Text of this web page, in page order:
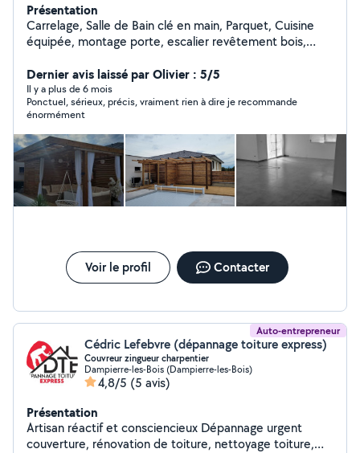
Présentation
Carrelage, Salle de Bain clé en main, Parquet, Cuisine
équipée, montage porte, escalier revêtement bois,
mesures, ....
Dernier avis laissé par Olivier : 5/5
Il y a plus de 6 mois
Ponctuel, sérieux, précis, vraiment rien à dire je recommande
énormément
Voir le profil Contacter
Auto-entrepreneur
Cédric Lefebvre (dépannage toiture express)
Couvreur zingueur charpentier
Dampierre-les-Bois (Dampierre-les-Bois)
4,8/5 (5 avis)
Présentation
Artisan réactif et consciencieux Dépannage urgent
couverture, rénovation de toiture, nettoyage toiture,